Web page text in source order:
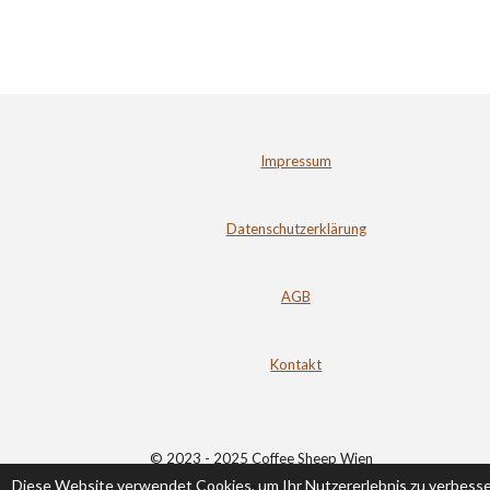
Diese Website verwendet Cookies, um Ihr Nutzererlebnis zu
Impressum
Datenschutzerklärung
AGB
Kontakt
© 2023 - 2025 Coffee Sheep Wien